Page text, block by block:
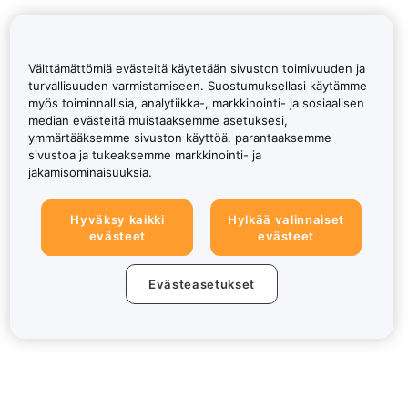
Välttämättömiä evästeitä käytetään sivuston toimivuuden ja
turvallisuuden varmistamiseen. Suostumuksellasi käytämme
myös toiminnallisia, analytiikka-, markkinointi- ja sosiaalisen
median evästeitä muistaaksemme asetuksesi,
ymmärtääksemme sivuston käyttöä, parantaaksemme
sivustoa ja tukeaksemme markkinointi- ja
jakamisominaisuuksia.
Hyväksy kaikki
evästeet
Hylkää valinnaiset
evästeet
Evästeasetukset